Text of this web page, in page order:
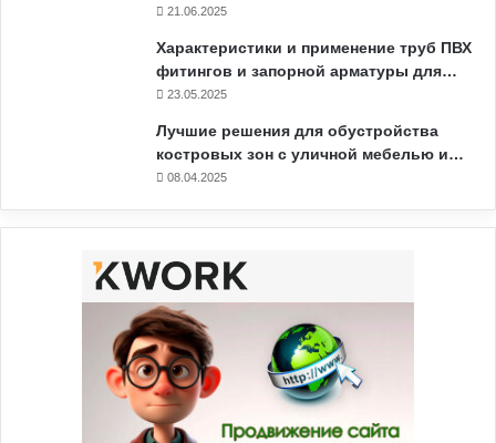
21.06.2025
Характеристики и применение труб ПВХ
фитингов и запорной арматуры для…
23.05.2025
Лучшие решения для обустройства
костровых зон с уличной мебелью и…
08.04.2025